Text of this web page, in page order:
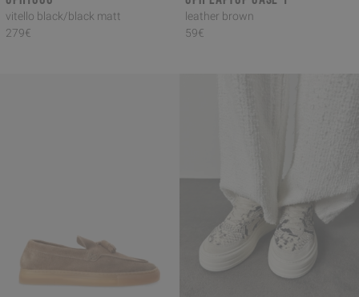
vitello black/black matt
279€
leather brown
59€